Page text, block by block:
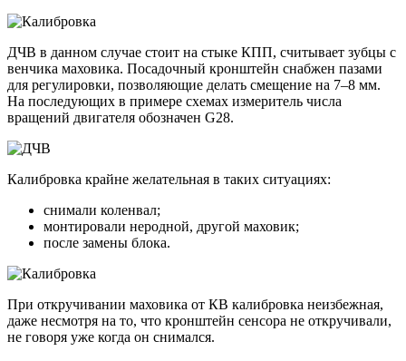
ДЧВ в данном случае стоит на стыке КПП, считывает зубцы с
венчика маховика. Посадочный кронштейн снабжен пазами
для регулировки, позволяющие делать смещение на 7–8 мм.
На последующих в примере схемах измеритель числа
вращений двигателя обозначен G28.
Калибровка крайне желательная в таких ситуациях:
снимали коленвал;
монтировали неродной, другой маховик;
после замены блока.
При откручивании маховика от КВ калибровка неизбежная,
даже несмотря на то, что кронштейн сенсора не откручивали,
не говоря уже когда он снимался.